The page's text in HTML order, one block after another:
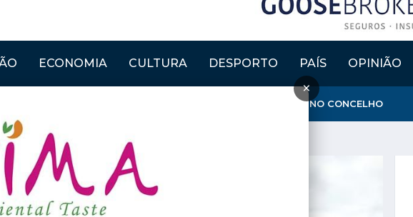
ECONOMIA CULTURA DESPORTO PAÍS OPINIÃO
×
DO FUNDÃO GARANTE QUE AMBULÂNCIA DO INEM FICA NO CONCELHO